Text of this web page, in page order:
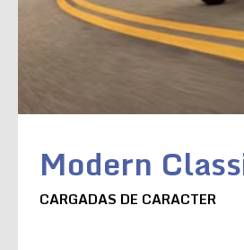
Modern
CARGADAS DE CARACTER